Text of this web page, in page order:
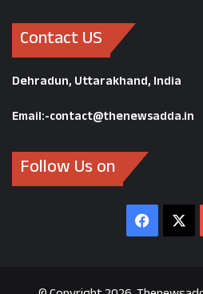
Contact US
Dehradun, Uttarakhand, India
Email:-contact@thenewsadda.in
Follow Us on
Facebook